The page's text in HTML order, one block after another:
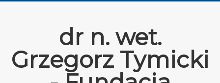
dr n. wet.
Grzegorz Tymicki